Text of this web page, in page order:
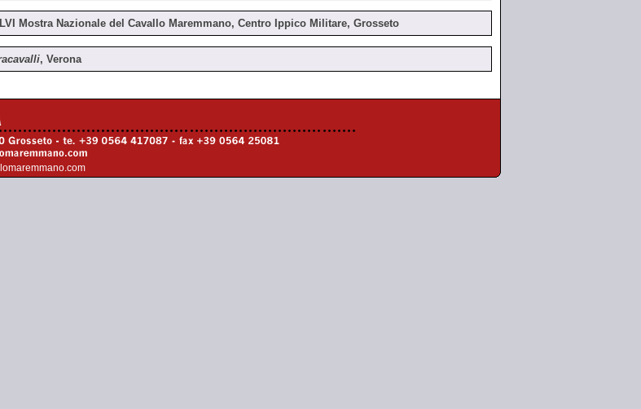
Mostra Nazionale del Cavallo Maremmano, Centro Ippico Militare, Grosseto
, Verona